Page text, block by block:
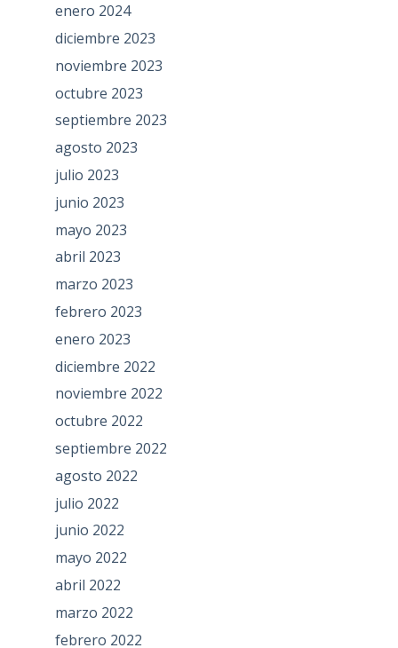
enero 2024
diciembre 2023
noviembre 2023
octubre 2023
septiembre 2023
agosto 2023
julio 2023
junio 2023
mayo 2023
abril 2023
marzo 2023
febrero 2023
enero 2023
diciembre 2022
noviembre 2022
octubre 2022
septiembre 2022
agosto 2022
julio 2022
junio 2022
mayo 2022
abril 2022
marzo 2022
febrero 2022